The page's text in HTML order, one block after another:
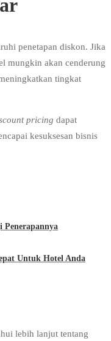
penetapan diskon. Jika
mungkin akan cenderung
tingkat
pricing dapat
kesuksesan bisnis
Penerapannya
Untuk Hotel Anda
lebih lanjut tentang